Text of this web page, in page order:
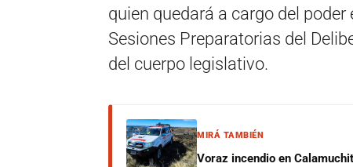
quien quedará a cargo del
Sesiones Preparatorias del
del cuerpo legislativo.
MIRÁ TAMBIÉN
Voraz incendio en